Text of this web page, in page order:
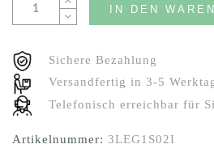
IN DEN
Sichere Bezahlung
Versandfertig in 3-5
Telefonisch erreichbar für
Artikelnummer: 3LEG1S02I